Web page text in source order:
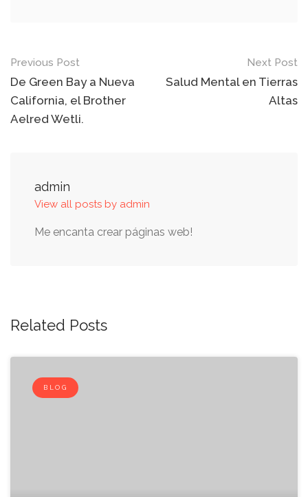
Post
navigation
Previous Post
De Green Bay a Nueva
California, el Brother
Aelred Wetli.
Next Post
Salud Mental en Tierras
Altas
admin
View all posts by admin
Me encanta crear páginas web!
Related Posts
BLOG